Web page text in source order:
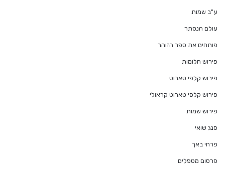
ע"ב שמות
עולם הנסתר
פותחים את ספר הזוהר
פירוש חלומות
פירוש קלפי טארוט
פירוש קלפי טארוט קראולי
פירוש שמות
פנג שואי
פרחי באך
פרסום מטפלים